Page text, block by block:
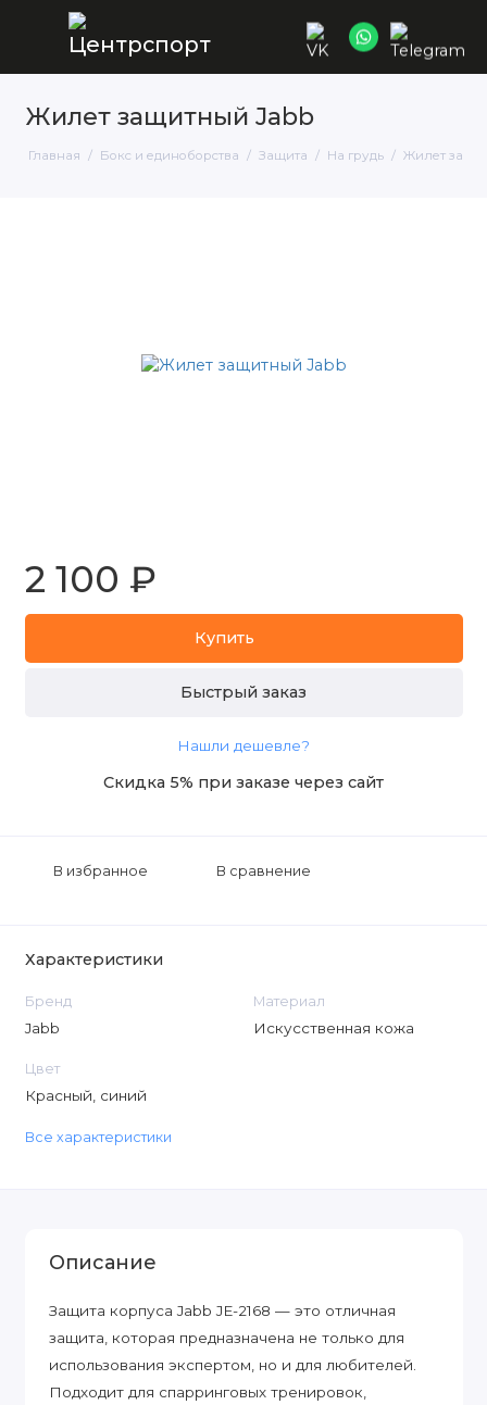
Жилет защитный Jabb
Главная Бокс и единоборства Защита На грудь Жилет
2 100 ₽
Купить
Быстрый заказ
Нашли дешевле?
Скидка 5% при заказе через сайт
В избранное В сравнение
Характеристики
Бренд
Jabb
Материал
Искусственная кожа
Цвет
Красный, синий
Все характеристики
Описание
Защита корпуса Jabb JE-2168 — это отличная
защита, которая предназначена не только для
использования экспертом, но и для любителей.
Подходит для спарринговых тренировок,